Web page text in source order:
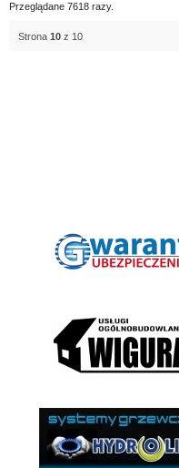
Przeglądane 7618 razy.
Strona 10 z 10